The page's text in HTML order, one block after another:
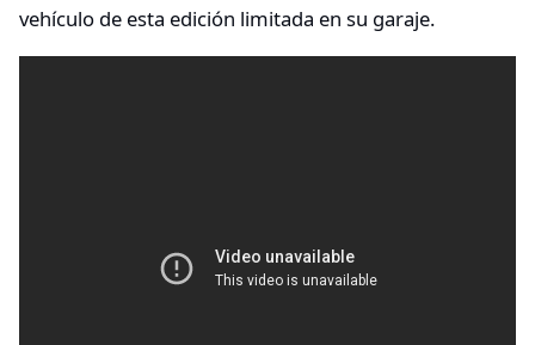
vehículo de esta edición limitada en su garaje.